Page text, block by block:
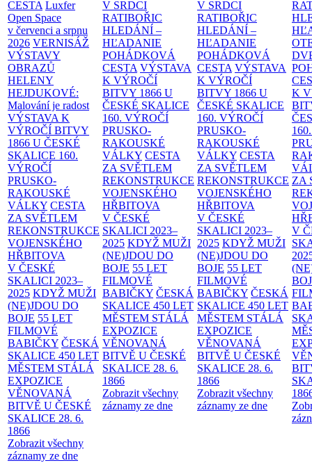
CESTA Luxfer
Open Space
v červenci a srpnu
2026 VERNISÁŽ
VÝSTAVY
OBRAZŮ
HELENY
HEJDUKOVÉ:
Malování je radost
VÝSTAVA K
VÝROČÍ BITVY
1866 U ČESKÉ
SKALICE 160.
VÝROČÍ
PRUSKO-
RAKOUSKÉ
VÁLKY CESTA
ZA SVĚTLEM
REKONSTRUKCE
VOJENSKÉHO
HŘBITOVA
V ČESKÉ
SKALICI 2023–
2025 KDYŽ MUŽI
(NE)JDOU DO
BOJE 55 LET
FILMOVÉ
BABIČKY ČESKÁ
SKALICE 450 LET
MĚSTEM STÁLÁ
EXPOZICE
VĚNOVANÁ
BITVĚ U ČESKÉ
SKALICE 28. 6.
1866
Zobrazit všechny
záznamy ze dne
V SRDCI
RATIBOŘIC
HLEDÁNÍ –
HĽADANIE
POHÁDKOVÁ
CESTA VÝSTAVA
K VÝROČÍ
BITVY 1866 U
ČESKÉ SKALICE
160. VÝROČÍ
PRUSKO-
RAKOUSKÉ
VÁLKY CESTA
ZA SVĚTLEM
REKONSTRUKCE
VOJENSKÉHO
HŘBITOVA
V ČESKÉ
SKALICI 2023–
2025 KDYŽ MUŽI
(NE)JDOU DO
BOJE 55 LET
FILMOVÉ
BABIČKY ČESKÁ
SKALICE 450 LET
MĚSTEM STÁLÁ
EXPOZICE
VĚNOVANÁ
BITVĚ U ČESKÉ
SKALICE 28. 6.
1866
Zobrazit všechny
záznamy ze dne
V SRDCI
RATIBOŘIC
HLEDÁNÍ –
HĽADANIE
POHÁDKOVÁ
CESTA VÝSTAVA
K VÝROČÍ
BITVY 1866 U
ČESKÉ SKALICE
160. VÝROČÍ
PRUSKO-
RAKOUSKÉ
VÁLKY CESTA
ZA SVĚTLEM
REKONSTRUKCE
VOJENSKÉHO
HŘBITOVA
V ČESKÉ
SKALICI 2023–
2025 KDYŽ MUŽI
(NE)JDOU DO
BOJE 55 LET
FILMOVÉ
BABIČKY ČESKÁ
SKALICE 450 LET
MĚSTEM STÁLÁ
EXPOZICE
VĚNOVANÁ
BITVĚ U ČESKÉ
SKALICE 28. 6.
1866
Zobrazit všechny
záznamy ze dne
K
ZA
V